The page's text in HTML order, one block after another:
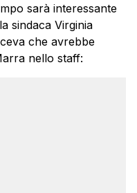
sarà interessante
sindaca Virginia
che avrebbe
nello staff: